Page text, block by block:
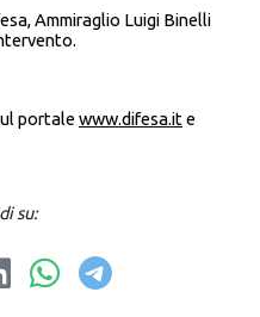
Ammiraglio Luigi Binelli
portale www.difesa.it e
su: